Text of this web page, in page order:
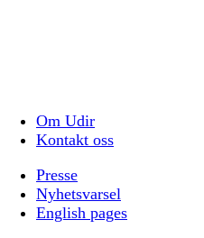
Om Udir
Kontakt oss
Presse
Nyhetsvarsel
English pages